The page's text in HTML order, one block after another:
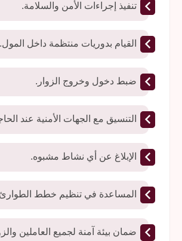
تنفيذ إجراءات الأمن والسلامة.
القيام بدوريات منتظمة داخل المول.
ضبط دخول وخروج الزوار.
التنسيق مع الجهات الأمنية عند
الإبلاغ عن أي نشاط مشبوه.
المساعدة في تنظيم خطط
ضمان بيئة آمنة لجميع العاملين